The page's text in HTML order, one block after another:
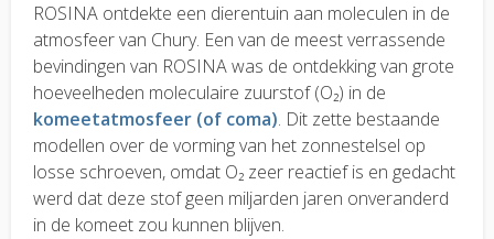
ROSINA ontdekte een dierentuin aan moleculen in de
atmosfeer van Chury. Een van de meest verrassende
bevindingen van ROSINA was de ontdekking van grote
hoeveelheden moleculaire zuurstof (O₂) in de
komeetatmosfeer (of coma). Dit zette bestaande
modellen over de vorming van het zonnestelsel op
losse schroeven, omdat O₂ zeer reactief is en gedacht
werd dat deze stof geen miljarden jaren onveranderd
in de komeet zou kunnen blijven.